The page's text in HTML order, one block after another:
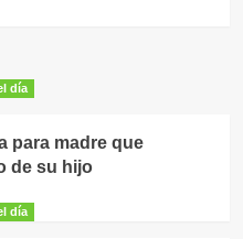
día
para madre que
de su hijo
día